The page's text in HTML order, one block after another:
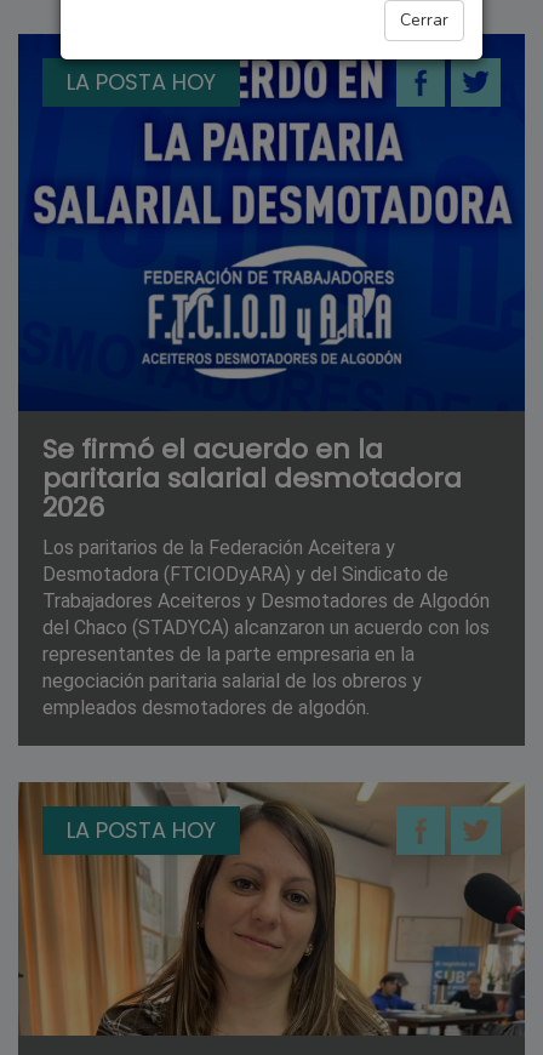
Cerrar
LA POSTA HOY
Se firmó el acuerdo en la
paritaria salarial desmotadora
2026
Los paritarios de la Federación Aceitera y
Desmotadora (FTCIODyARA) y del Sindicato de
Trabajadores Aceiteros y Desmotadores de Algodón
del Chaco (STADYCA) alcanzaron un acuerdo con los
representantes de la parte empresaria en la
negociación paritaria salarial de los obreros y
empleados desmotadores de algodón.
LA POSTA HOY